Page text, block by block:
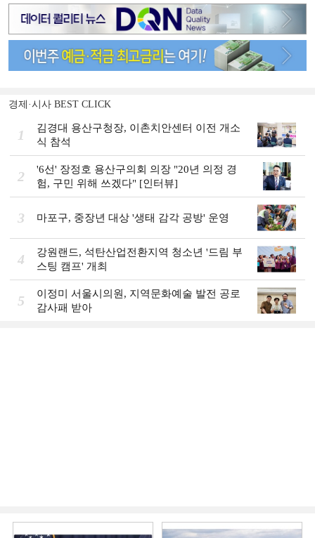
경제·시사 BEST CLICK
1
김경대 용산구청장, 이촌치안센터 이전 개소
식 참석
2
'6선' 장정호 용산구의회 의장 "20년 의정 경
험, 구민 위해 쓰겠다" [인터뷰]
3 마포구, 중장년 대상 '생태 감각 공방' 운영
4
강원랜드, 석탄산업전환지역 청소년 '드림 부
스팅 캠프' 개최
5
이정미 서울시의원, 지역문화예술 발전 공로
감사패 받아